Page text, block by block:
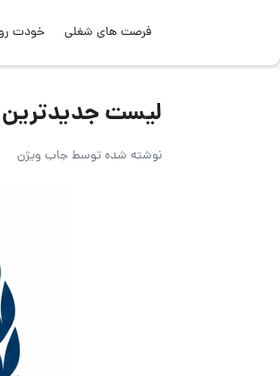
فرصت های شغلی خودت
لیست جدیدترین
نوشته شده توسطجاب ویژن